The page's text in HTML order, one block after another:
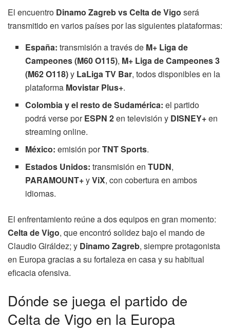
El encuentro Dinamo Zagreb vs Celta de Vigo será
transmitido en varios países por las siguientes plataformas:
España: transmisión a través de M+ Liga de
Campeones (M60 O115), M+ Liga de Campeones 3
(M62 O118)y LaLiga TV Bar, todos disponibles en la
plataforma Movistar Plus+.
Colombia y el resto de Sudamérica: el partido
podrá verse porESPN 2en televisión y DISNEY+en
streaming online.
México: emisión porTNT Sports.
Estados Unidos: transmisión enTUDN,
PARAMOUNT+yViX, con cobertura en ambos
idiomas.
El enfrentamiento reúne a dos equipos en gran momento:
Celta de Vigo, que encontró solidez bajo el mando de
Claudio Giráldez; y Dinamo Zagreb, siempre protagonista
en Europa gracias a su fortaleza en casa y su habitual
eficacia ofensiva.
Dónde se juega el partido de
Celta de Vigo en la Europa